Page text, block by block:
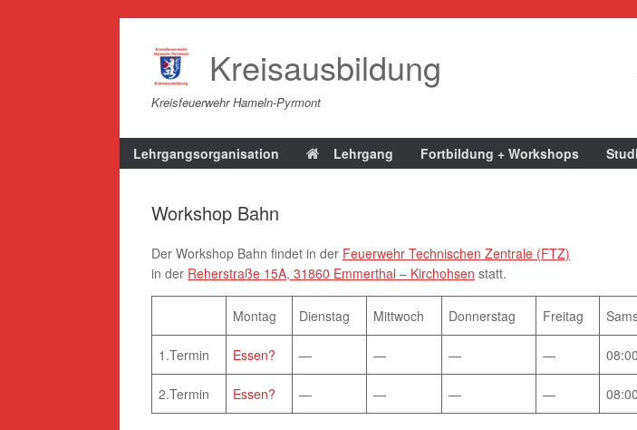
springen
Kreisausbildung
Kreisfeuerwehr Hameln-Pyrmont
Lehrgangsorganisation Lehrgang Fortbildung + Workshops
Workshop Bahn
Der Workshop Bahn findet in der Feuerwehr Technischen Zentrale (FTZ)
in der Reherstraße 15A, 31860 Emmerthal – Kirchohsen statt.
Montag Dienstag Mittwoch Donnerstag Freitag
1.Termin Essen? — — — —
2.Termin Essen? — — — —